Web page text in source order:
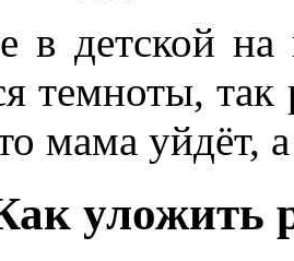
в детской
темноты, так
мама уйдёт,
уложить